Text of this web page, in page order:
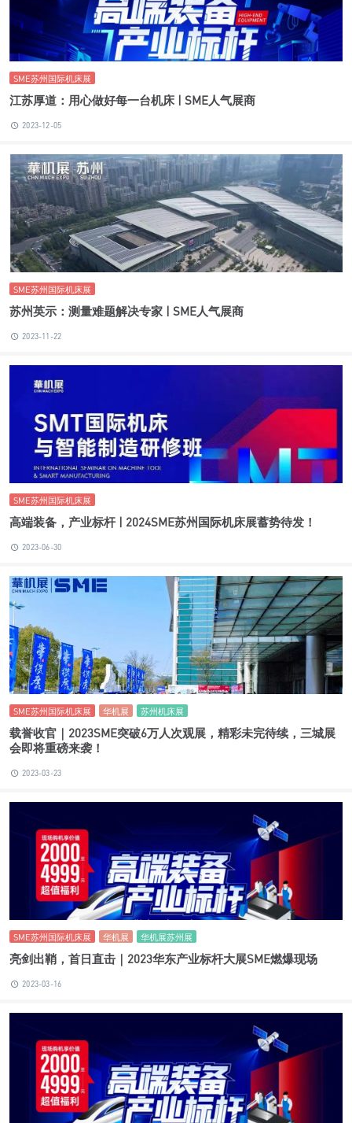
SME苏州国际机床展
江苏厚道：用心做好每一台机床 | SME人气展商
2023-12-05
SME苏州国际机床展
苏州英示：测量难题解决专家 | SME人气展商
2023-11-22
SME苏州国际机床展
高端装备，产业标杆 | 2024SME苏州国际机床展蓄势待发！
2023-06-30
SME苏州国际机床展 华机展 苏州机床展
载誉收官｜2023SME突破6万人次观展，精彩未完待续，三城展
会即将重磅来袭！
2023-03-23
SME苏州国际机床展 华机展 华机展苏州展
亮剑出鞘，首日直击｜2023华东产业标杆大展SME燃爆现场
2023-03-16